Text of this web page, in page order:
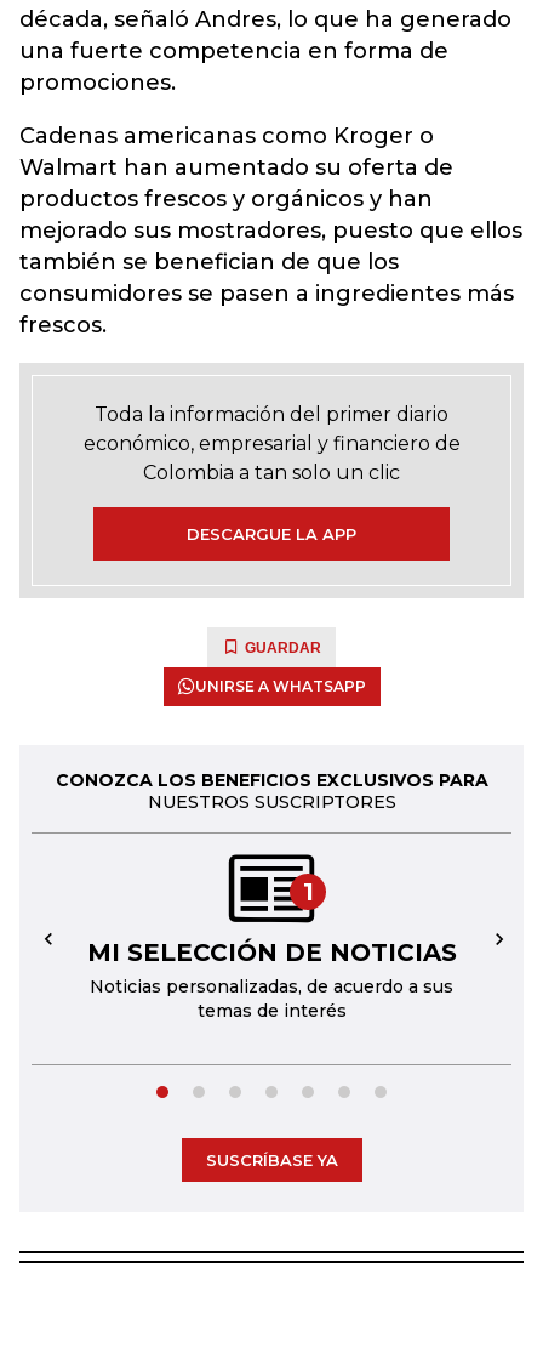
década, señaló Andres, lo que ha generado
una fuerte competencia en forma de
promociones.
Cadenas americanas como Kroger o
Walmart han aumentado su oferta de
productos frescos y orgánicos y han
mejorado sus mostradores, puesto que ellos
también se benefician de que los
consumidores se pasen a ingredientes más
frescos.
Toda la información del primer diario
económico, empresarial y financiero de
Colombia a tan solo un clic
DESCARGUE LA APP
GUARDAR
UNIRSE A WHATSAPP
CONOZCA LOS BENEFICIOS EXCLUSIVOS PARA
NUESTROS SUSCRIPTORES
1
MI SELECCIÓN DE NOTICIAS
Noticias personalizadas, de acuerdo a sus
temas de interés
← →
SUSCRÍBASE YA